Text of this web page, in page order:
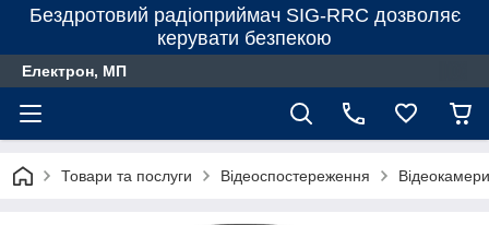
Бездротовий радіоприймач SIG-RRC дозволяє
керувати безпекою
Електрон, МП
Товари та послуги Відеоспостереження Відеокамери